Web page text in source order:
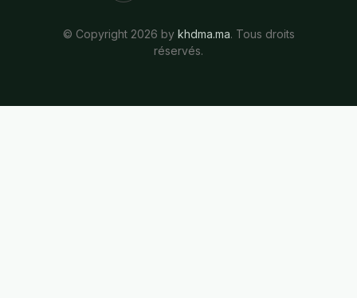
© Copyright 2026 by khdma.ma. Tous droits
réservés.